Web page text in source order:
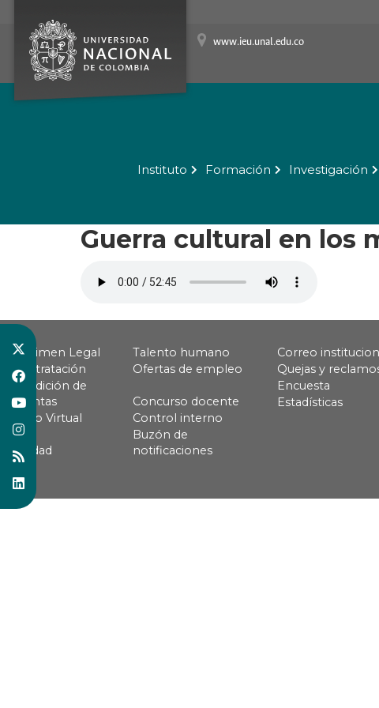
www.ieu.unal.edu.co
Instituto Formación Investigación
Guerra cultural en los
Régimen Legal
Talento humano
Contratación
Ofertas de empleo
Rendición de
cuentas
Concurso docente
Pago Virtual
Control interno
Calidad
Buzón de
notificaciones
Correo
Quejas y
Encuesta
Estadísticas